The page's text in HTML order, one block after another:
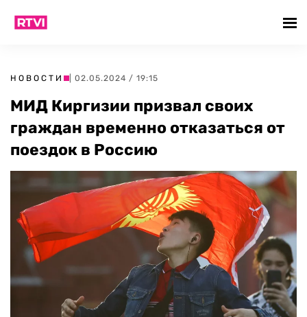
НОВОСТИ | 02.05.2024 / 19:15
МИД Киргизии призвал своих
граждан временно отказаться от
поездок в Россию